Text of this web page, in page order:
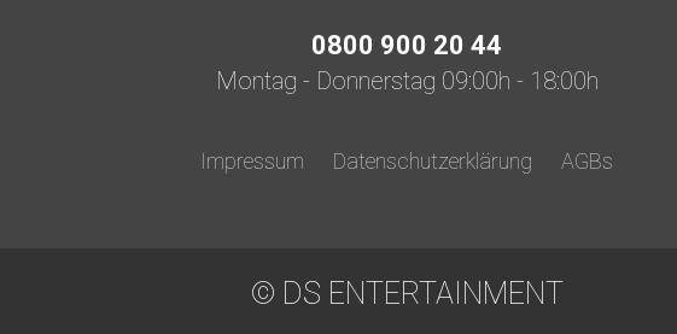
0800 900 20 44
Montag - Donnerstag 09:00h - 18:00h
Impressum Datenschutzerklärung AGBs
© DS ENTERTAINMENT